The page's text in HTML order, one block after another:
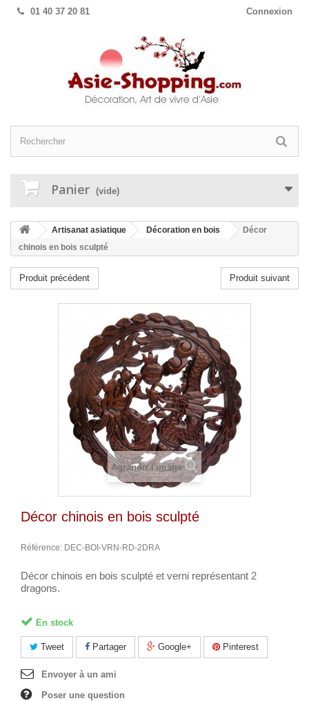
Connexion
01 40 37 20 81
Panier (vide)
Artisanat asiatique Décoration en bois
Décor
chinois en bois sculpté
Produit précédent Produit suivant
Agrandir l'image
Décor chinois en bois sculpté
Référence: DEC-BOI-VRN-RD-2DRA
Décor chinois en bois sculpté et verni représentant 2
dragons.
En stock
Tweet Partager Google+ Pinterest
Envoyer à un ami
Poser une question